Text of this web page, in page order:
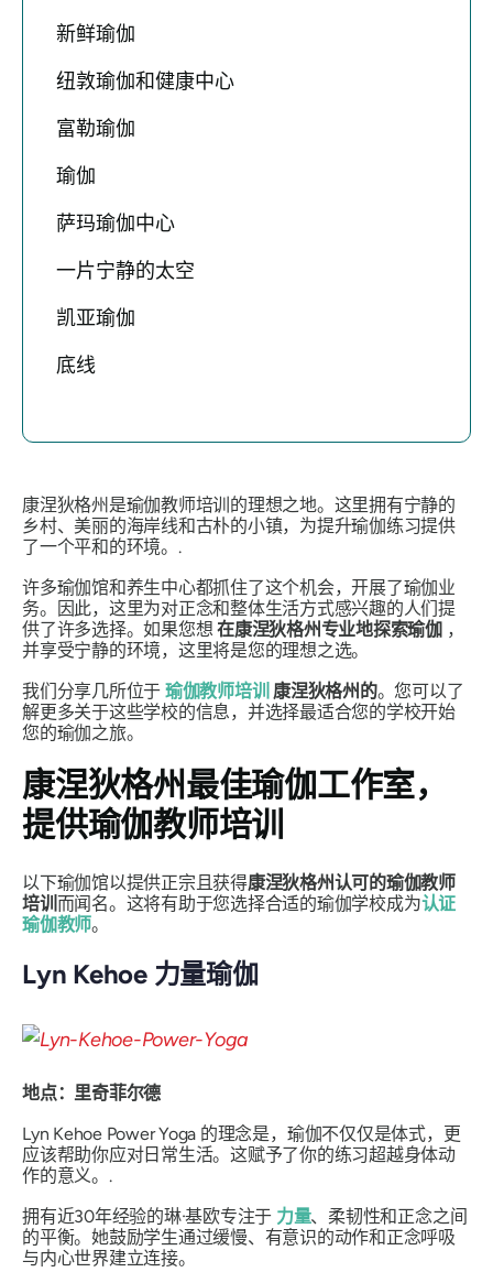
新鲜瑜伽
纽敦瑜伽和健康中心
富勒瑜伽
瑜伽
萨玛瑜伽中心
一片宁静的太空
凯亚瑜伽
底线
康涅狄格州是瑜伽教师培训的理想之地。这里拥有宁静的
乡村、美丽的海岸线和古朴的小镇，为提升瑜伽练习提供
了一个平和的环境。.
许多瑜伽馆和养生中心都抓住了这个机会，开展了瑜伽业
务。因此，这里为对正念和整体生活方式感兴趣的人们提
供了许多选择。如果您想在康涅狄格州专业地探索瑜伽 ，
并享受宁静的环境，这里将是您的理想之选。
我们分享几所位于 瑜伽教师培训 康涅狄格州的。您可以了
解更多关于这些学校的信息，并选择最适合您的学校开始
您的瑜伽之旅。
康涅狄格州最佳瑜伽工作室，
提供瑜伽教师培训
以下瑜伽馆以提供正宗且获得康涅狄格州认可的瑜伽教师
培训 而闻名。这将有助于您选择合适的瑜伽学校成为认证
瑜伽教师。
Lyn Kehoe 力量瑜伽
地点：里奇菲尔德
Lyn Kehoe Power Yoga 的理念是，瑜伽不仅仅是体式，更
应该帮助你应对日常生活。这赋予了你的练习超越身体动
作的意义。.
拥有近30年经验的琳·基欧专注于 力量、柔韧性和正念之间
的平衡。她鼓励学生通过缓慢、有意识的动作和正念呼吸
与内心世界建立连接。